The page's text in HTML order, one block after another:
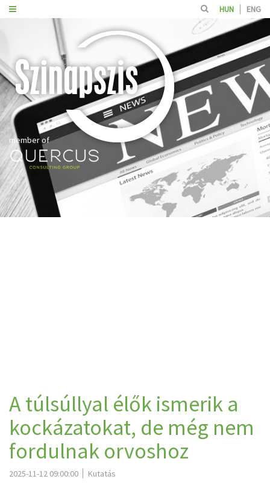
HUN ENG
member of
A túlsúllyal élők ismerik a
kockázatokat, de még nem
fordulnak orvoshoz
2025-11-12 09:00:00 Kutatás